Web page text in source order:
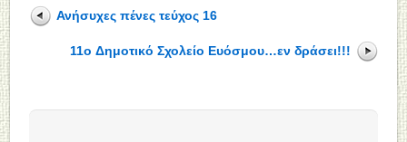
Ανήσυχες πένες τεύχος 16
11o Δημοτικό Σχολείο Ευόσμου…εν δράσει!!!